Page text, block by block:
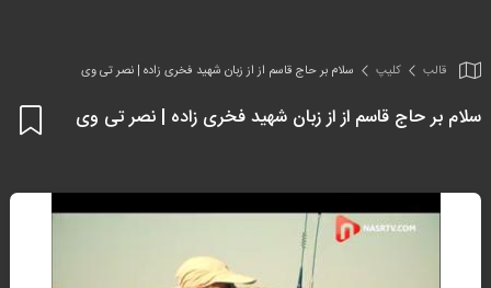
قالب کلیپ سلام بر حاج قاسم از از زبان شهید فخری زاده | نصر تی وی
سلام بر حاج قاسم از از زبان شهید فخری زاده | نصر تی وی